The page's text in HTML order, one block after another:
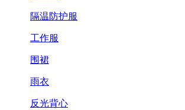
隔温防护服
工作服
围裙
雨衣
反光背心